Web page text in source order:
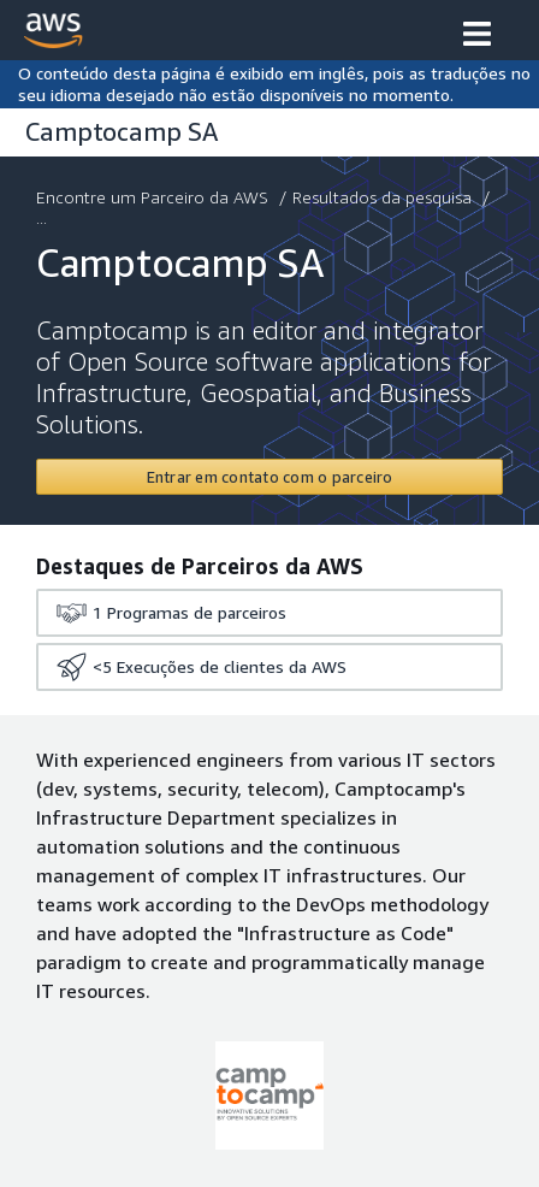
O conteúdo desta página é exibido em inglês, pois as traduções no
seu idioma desejado não estão disponíveis no momento.
Camptocamp SA
Encontre um Parceiro da AWS / Resultados da pesquisa /
Camptocamp SA
Camptocamp is an editor and integrator
of Open Source software applications for
Infrastructure, Geospatial, and Business
Solutions.
Entrar em contato com o parceiro
Destaques de Parceiros da AWS
1 Programas de parceiros
<5 Execuções de clientes da AWS
With experienced engineers from various IT sectors
(dev, systems, security, telecom), Camptocamp's
Infrastructure Department specializes in
automation solutions and the continuous
management of complex IT infrastructures. Our
teams work according to the DevOps methodology
and have adopted the "Infrastructure as Code"
paradigm to create and programmatically manage
IT resources.